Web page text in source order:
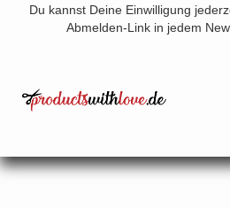
Du kannst Deine Einwilligung
Abmelden-Link in jedem